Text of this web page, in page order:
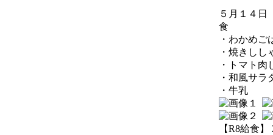
５月１４日
食
・わかめご
・焼きしし
・トマト肉
・和風サラ
・牛乳
【R8給食】